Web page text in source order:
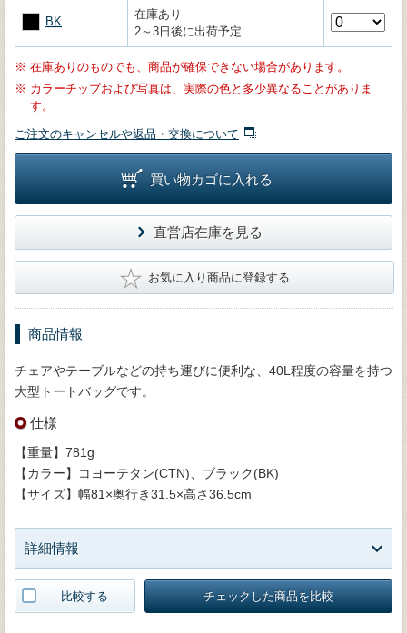
BK
在庫あり
2～3日後に出荷予定
※ 在庫ありのものでも、商品が確保できない場合があります。
※ カラーチップおよび写真は、実際の色と多少異なることがありま
す。
ご注文のキャンセルや返品・交換について
買い物カゴに入れる
直営店在庫を見る
★ お気に入り商品に登録する
商品情報
チェアやテーブルなどの持ち運びに便利な、40L程度の容量を持つ
大型トートバッグです。
仕様
【重量】781g
【カラー】コヨーテタン(CTN)、ブラック(BK)
【サイズ】幅81×奥行き31.5×高さ36.5cm
詳細情報
比較する チェックした商品を比較